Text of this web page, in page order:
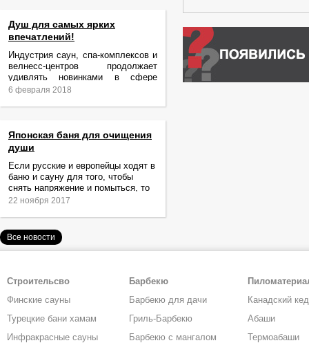
Душ для самых ярких
впечатлений!
Индустрия саун, спа-комплексов и
велнесс-центров продолжает
удивлять новинками в сфере
релаксации и ухода за телом.
6 февраля 2018
Японская баня для очищения
души
Если русские и европейцы ходят в
баню и сауну для того, чтобы
снять напряжение и помыться, то
жители Японии идут туда за
22 ноября 2017
Все новости
Строительсво
Финские сауны
Турецкие бани хамам
Инфракрасные сауны
Барбекю
Барбекю для дачи
Гриль-Барбекю
Барбекю с мангалом
Канадский
Абаши
Термоабаши